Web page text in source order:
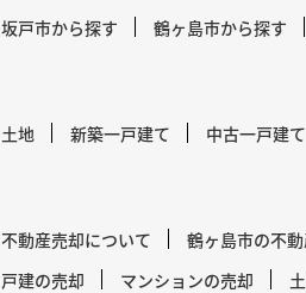
坂戸市から探す 鶴ヶ島市から探す
土地 新築一戸建て 中古一戸建て
不動産売却について 鶴ヶ島市の不
戸建の売却
マンションの売却